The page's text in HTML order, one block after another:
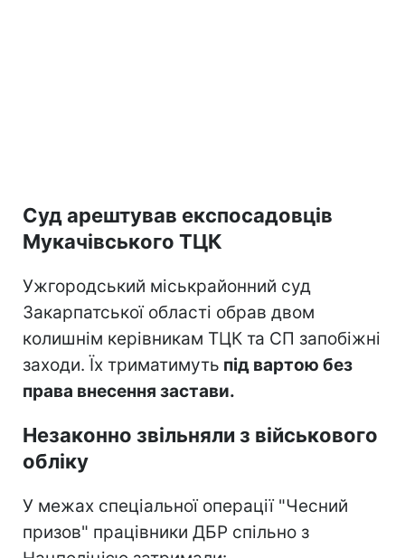
Суд арештував експосадовців
Мукачівського ТЦК
Ужгородський міськрайонний суд
Закарпатської області обрав двом
колишнім керівникам ТЦК та СП запобіжні
заходи. Їх триматимуть під вартою без
права внесення застави.
Незаконно звільняли з військового
обліку
У межах спеціальної операції "Чесний
призов" працівники ДБР спільно з